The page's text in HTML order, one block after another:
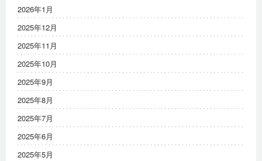
2026年1月
2025年12月
2025年11月
2025年10月
2025年9月
2025年8月
2025年7月
2025年6月
2025年5月